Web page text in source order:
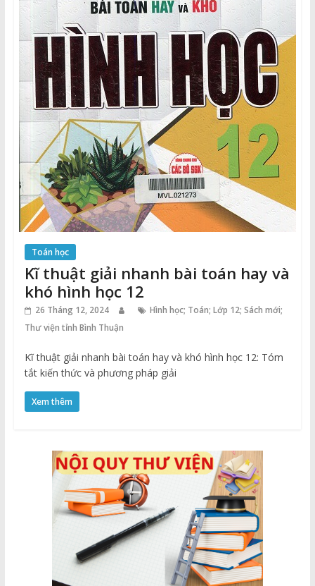
Toán học
Kĩ thuật giải nhanh bài toán hay và
khó hình học 12
26 Tháng 12, 2024
Hình học; Toán; Lớp 12; Sách mới;
Thư viện tỉnh Bình Thuận
Kĩ thuật giải nhanh bài toán hay và khó hình học 12: Tóm
tắt kiến thức và phương pháp giải
Xem thêm